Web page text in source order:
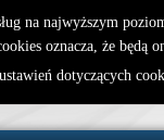
W koszyku jest 0
na najwyższym
oznacza, że będą
dotyczących